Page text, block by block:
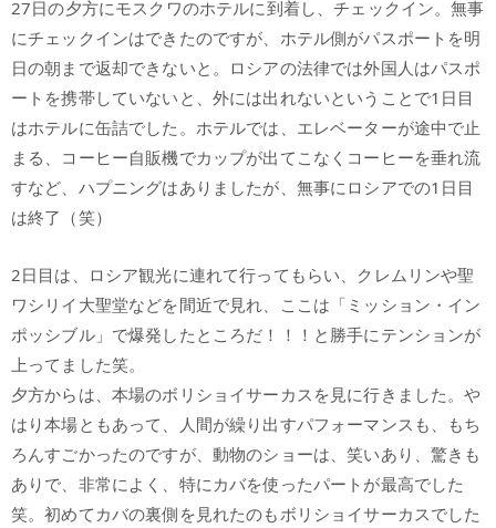
27日の夕方にモスクワのホテルに到着し、チェックイン。無事
にチェックインはできたのですが、ホテル側がパスポートを明
日の朝まで返却できないと。ロシアの法律では外国人はパスポ
ートを携帯していないと、外には出れないということで1日目
はホテルに缶詰でした。ホテルでは、エレベーターが途中で止
まる、コーヒー自販機でカップが出てこなくコーヒーを垂れ流
すなど、ハプニングはありましたが、無事にロシアでの1日目
は終了（笑）
2日目は、ロシア観光に連れて行ってもらい、クレムリンや聖
ワシリイ大聖堂などを間近で見れ、ここは「ミッション・イン
ポッシブル」で爆発したところだ！！！と勝手にテンションが
上ってました笑。
夕方からは、本場のボリショイサーカスを見に行きました。や
はり本場ともあって、人間が繰り出すパフォーマンスも、もち
ろんすごかったのですが、動物のショーは、笑いあり、驚きも
ありで、非常によく、特にカバを使ったパートが最高でした
笑。初めてカバの裏側を見れたのもボリショイサーカスでした